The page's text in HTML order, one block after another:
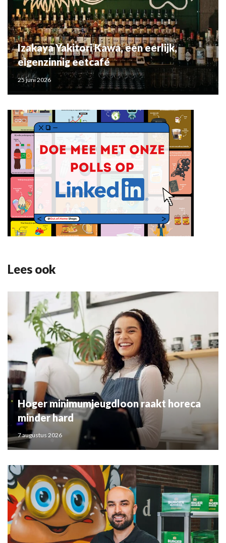
Izakaya Yakitori Kawa, een eerlijk,
eigenzinnig eetcafé
25 juni 2026
Lees ook
Hoger minimumjeugdloon raakt horeca
minder hard
7 augustus 2026